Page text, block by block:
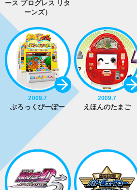
ース プログレス リタ
ーンズ）
2009.7
ぶろっくぴーぽー
2009.7
えほんのたまご